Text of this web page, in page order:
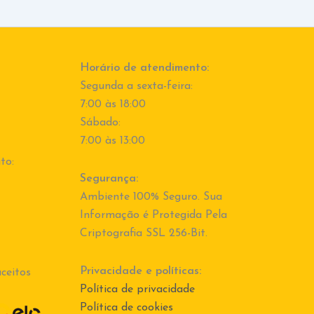
Horário de atendimento:
Segunda a sexta-feira:
7:00 às 18:00
Sábado:
7:00 às 13:00
Segurança:
Ambiente 100% Seguro. Sua
Informação é Protegida Pela
Criptografia SSL 256-Bit.
Privacidade e políticas:
Política de privacidade
Política de cookies